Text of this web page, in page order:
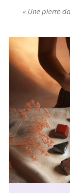
Signes
Conseils et
Questions
Voyance
Une pierre